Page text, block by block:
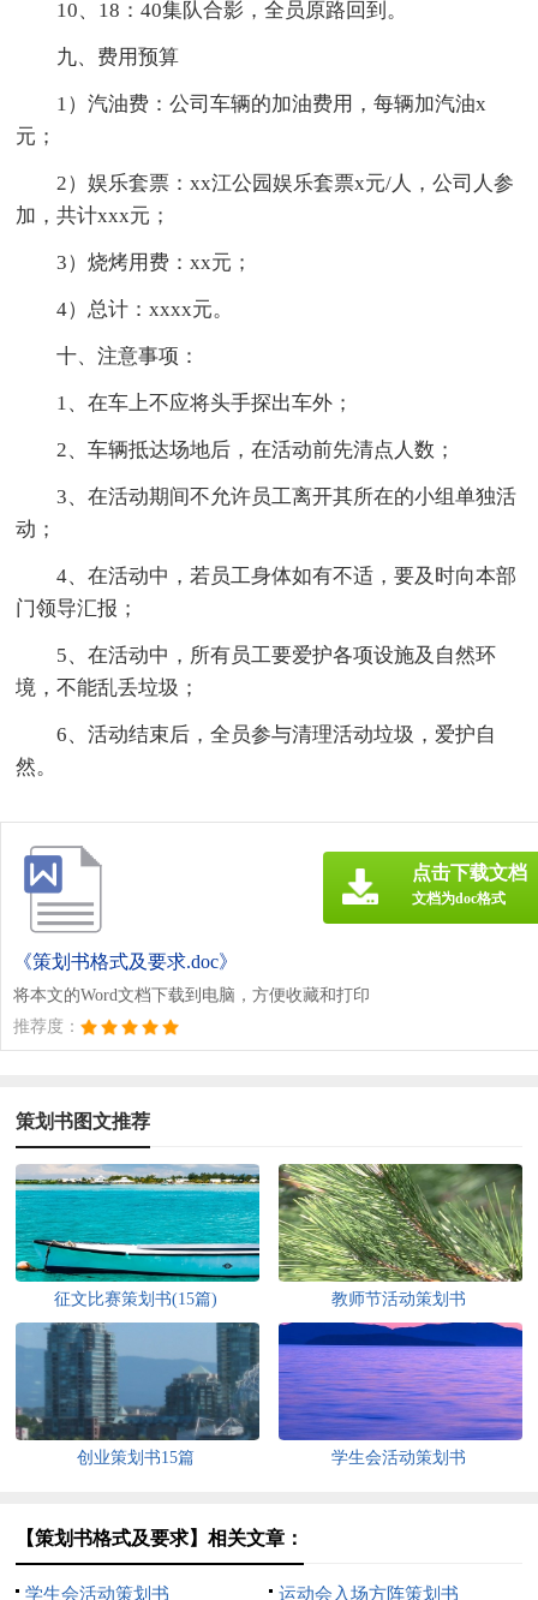
10、18：40集队合影，全员原路回到。
九、费用预算
1）汽油费：公司车辆的加油费用，每辆加汽油x
元；
2）娱乐套票：xx江公园娱乐套票x元/人，公司人参
加，共计xxx元；
3）烧烤用费：xx元；
4）总计：xxxx元。
十、注意事项：
1、在车上不应将头手探出车外；
2、车辆抵达场地后，在活动前先清点人数；
3、在活动期间不允许员工离开其所在的小组单独活
动；
4、在活动中，若员工身体如有不适，要及时向本部
门领导汇报；
5、在活动中，所有员工要爱护各项设施及自然环
境，不能乱丢垃圾；
6、活动结束后，全员参与清理活动垃圾，爱护自
然。
《策划书格式及要求.doc》
将本文的Word文档下载到电脑，方便收藏和打印
推荐度：
点击下载文档
文档为doc格式
策划书图文推荐
征文比赛策划书(15篇) 教师节活动策划书
创业策划书15篇 学生会活动策划书
【策划书格式及要求】相关文章：
学生会活动策划书 运动会入场方阵策划书